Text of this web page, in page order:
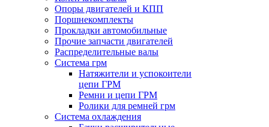
Опоры двигателей и КПП
Поршнекомплекты
Прокладки автомобильные
Прочие запчасти двигателей
Распределительные валы
Система грм
Натяжители и успокоители
цепи ГРМ
Ремни и цепи ГРМ
Ролики для ремней грм
Система охлаждения